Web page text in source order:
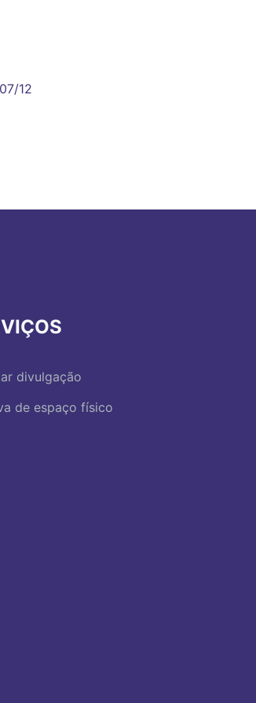
12
divulgação
de espaço físico